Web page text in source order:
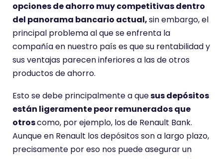
opciones de ahorro muy competitivas dentro
del panorama bancario actual,sin embargo, el
principal problema al que se enfrenta la
compañía en nuestro país es que su rentabilidad y
sus ventajas parecen inferiores a las de otros
productos de ahorro.
Esto se debe principalmente a quesus depósitos
están ligeramente peor remunerados que
otroscomo, por ejemplo, los de Renault Bank.
Aunque en Renault los depósitos son a largo plazo,
precisamente por eso nos puede asegurar un